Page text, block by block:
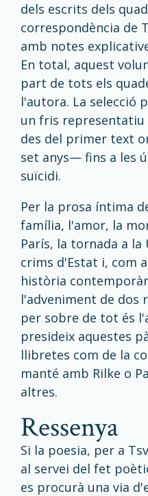
dels escrits dels
correspondència de
amb notes
En total, aquest
part de tots els
l'autora. La selecció
un fris representatiu
des del primer text
set anys— fins a les
suïcidi.
Per la prosa íntima
família, l'amor, la
París, la tornada a la
crims d'Estat i, com
història
l'adveniment de dos
per sobre de tot és
presideix aquestes
llibretes com de la
manté amb Rilke o
altres.
ressenya
Si la poesia, per a
al servei del fet
es procurà una via